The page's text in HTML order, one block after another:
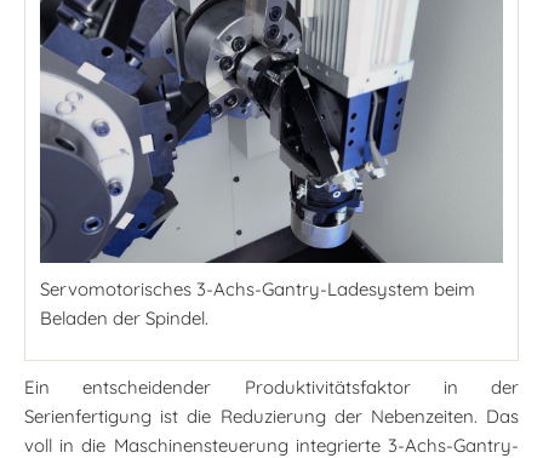
Servomotorisches 3-Achs-Gantry-Ladesystem beim
Beladen der Spindel.
Ein entscheidender Produktivitätsfaktor in der
Serienfertigung ist die Reduzierung der Nebenzeiten. Das
voll in die Maschinensteuerung integrierte 3-Achs-Gantry-